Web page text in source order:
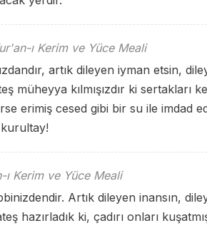
ı Kerim ve Yüce Meali
artık dileyen iyman etsin,
müheyya kılmışızdır ki sertakları
erimiş cesed gibi bir su ile imdad
ı Kerim ve Yüce Meali
Artık dileyen inansın,
hazırladık ki, çadırı onları